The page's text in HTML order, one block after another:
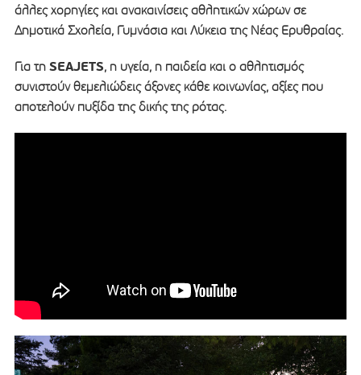
άλλες χορηγίες και ανακαινίσεις αθλητικών χώρων σε
Δημοτικά Σχολεία, Γυμνάσια και Λύκεια της Νέας Ερυθραίας.
Για τη SEAJETS, η υγεία, η παιδεία και ο αθλητισμός
συνιστούν θεμελιώδεις άξονες κάθε κοινωνίας, αξίες που
αποτελούν πυξίδα της δικής της ρότας.